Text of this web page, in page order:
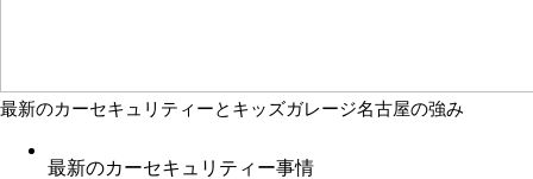
最新のカーセキュリティーとキッズガレージ名古屋の強み
最新のカーセキュリティー事情